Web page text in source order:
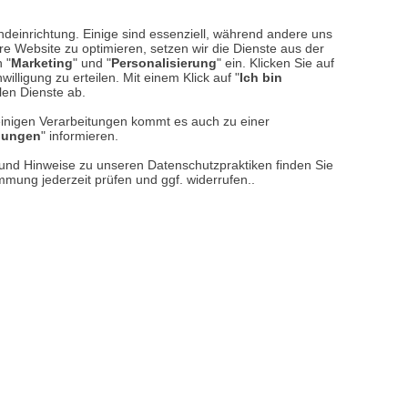
Einige sind essenziell, während andere uns
Website zu optimieren, setzen wir die Dienste aus der
"Marketing" und "Personalisierung" ein. Klicken Sie auf
zu erteilen. Mit einem Klick auf "Ich bin
Dienste ab.
Verarbeitungen kommt es auch zu einer
" informieren.
Hinweise zu unseren Datenschutzpraktiken finden Sie
jederzeit prüfen und ggf. widerrufen..